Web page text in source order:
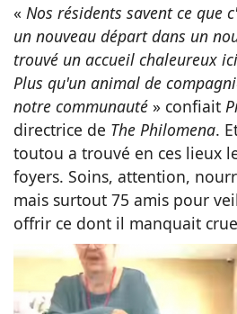
« Nos résidents savent ce que
un nouveau départ dans un
trouvé un accueil chaleureux
Plus qu'un animal de
notre communauté » confiait
directrice de The Philomena.
toutou a trouvé en ces lieux
foyers. Soins, attention,
mais surtout 75 amis pour
offrir ce dont il manquait